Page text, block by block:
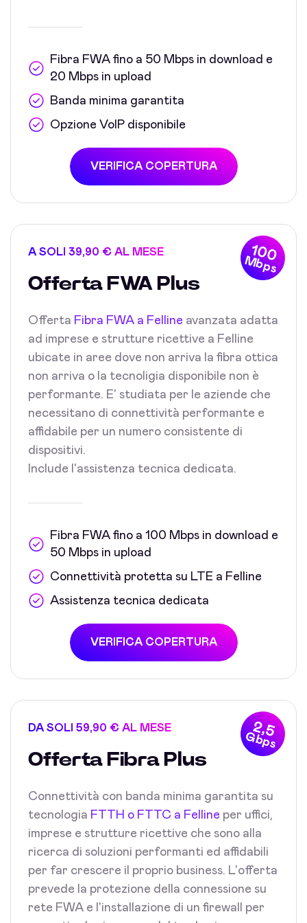
Fibra FWA fino a 50 Mbps in download e
20 Mbps in upload
Banda minima garantita
Opzione VoIP disponibile
VERIFICA COPERTURA
100
Mbps
A SOLI 39,90 € AL MESE
Offerta FWA Plus
Offerta Fibra FWA a Felline avanzata adatta
ad imprese e strutture ricettive a Felline
ubicate in aree dove non arriva la fibra ottica
non arriva o la tecnoligia disponibile non è
performante. E' studiata per le aziende che
necessitano di connettività performante e
affidabile per un numero consistente di
dispositivi.
Include l'assistenza tecnica dedicata.
Fibra FWA fino a 100 Mbps in download e
50 Mbps in upload
Connettività protetta su LTE a Felline
Assistenza tecnica dedicata
VERIFICA COPERTURA
2,5
Gbps
DA SOLI 59,90 € AL MESE
Offerta Fibra Plus
Connettività con banda minima garantita su
tecnologia FTTH o FTTC a Felline per uffici,
imprese e strutture ricettive che sono alla
ricerca di soluzioni performanti ed affidabili
per far crescere il proprio business. L'offerta
prevede la protezione della connessione su
rete FWA e l'installazione di un firewall per